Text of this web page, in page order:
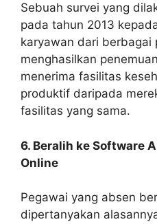
Sebuah survei yang
pada tahun 2013
karyawan dari berbagai
menghasilkan
menerima fasilitas
produktif daripada
fasilitas yang sama.
6. Beralih ke Software
Online
Pegawai yang absen
dipertanyakan